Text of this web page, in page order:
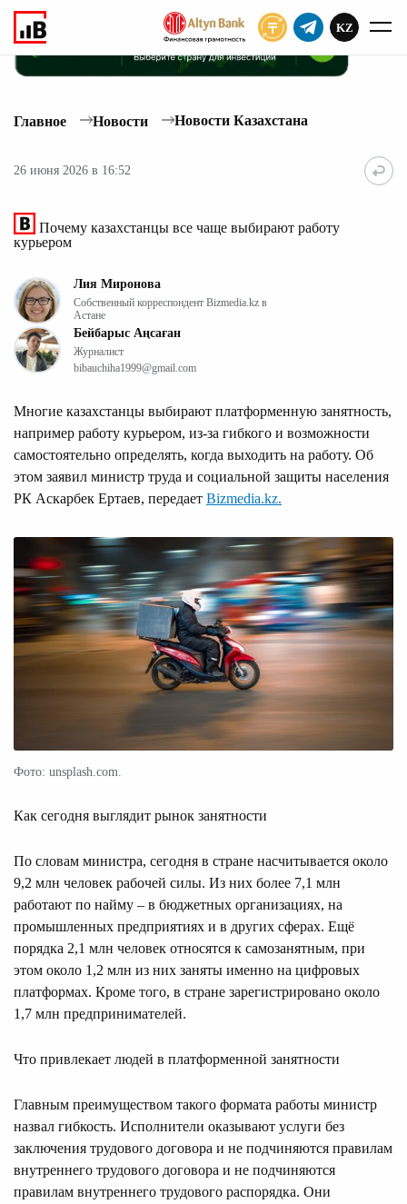
KZ
Главное Новости Новости Казахстана
26 июня 2026 в 16:52
Почему казахстанцы все чаще выбирают работу
курьером
Лия Миронова
Собственный корреспондент Bizmedia.kz в
Астане
Бейбарыс Аңсаған
Журналист
bibauchiha1999@gmail.com
Многие казахстанцы выбирают платформенную занятность,
например работу курьером, из-за гибкого и возможности
самостоятельно определять, когда выходить на работу. Об
этом заявил министр труда и социальной защиты населения
РК Аскарбек Ертаев, передает Bizmedia.kz.
Фото: unsplash.com.
Как сегодня выглядит рынок занятности
По словам министра, сегодня в стране насчитывается около
9,2 млн человек рабочей силы. Из них более 7,1 млн
работают по найму – в бюджетных организациях, на
промышленных предприятиях и в других сферах. Ещё
порядка 2,1 млн человек относятся к самозанятным, при
этом около 1,2 млн из них заняты именно на цифровых
платформах. Кроме того, в стране зарегистрировано около
1,7 млн предпринимателей.
Что привлекает людей в платформенной занятности
Главным преимуществом такого формата работы министр
назвал гибкость. Исполнители оказывают услуги без
заключения трудового договора и не подчиняются правилам
внутреннего трудового договора и не подчиняются
правилам внутреннего трудового распорядка. Они